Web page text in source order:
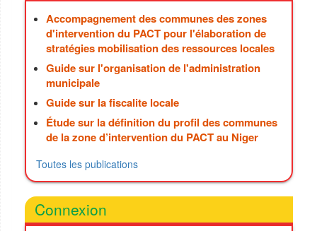
Accompagnement des communes des zones
d'intervention du PACT pour l'élaboration de
stratégies mobilisation des ressources locales
Guide sur l'organisation de l'administration
municipale
Guide sur la fiscalite locale
Étude sur la définition du profil des communes
de la zone d’intervention du PACT au Niger
Toutes les publications
Connexion